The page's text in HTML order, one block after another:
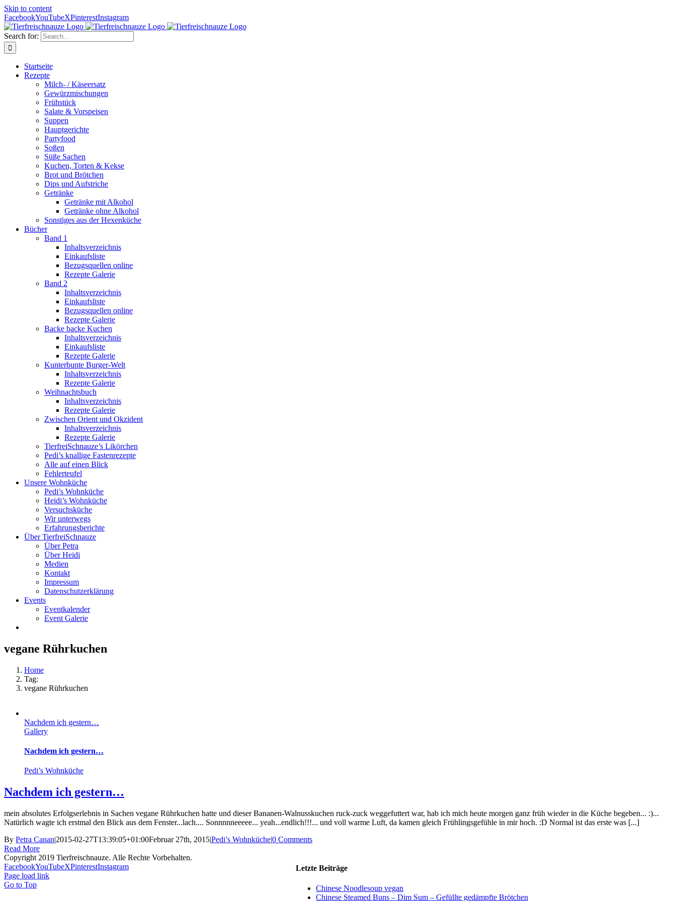
Skip to content
FacebookYouTubeXPinterestInstagram
Search for:
Startseite
Rezepte
Milch- / Käseersatz
Gewürzmischungen
Frühstück
Salate & Vorspeisen
Suppen
Hauptgerichte
Partyfood
Soßen
Süße Sachen
Kuchen, Torten & Kekse
Brot und Brötchen
Dips und Aufstriche
Getränke
Getränke mit Alkohol
Getränke ohne Alkohol
Sonstiges aus der Hexenküche
Bücher
Band 1
Inhaltsverzeichnis
Einkaufsliste
Bezugsquellen online
Rezepte Galerie
Band 2
Inhaltsverzeichnis
Einkaufsliste
Bezugsquellen online
Rezepte Galerie
Backe backe Kuchen
Inhaltsverzeichnis
Einkaufsliste
Rezepte Galerie
Kunterbunte Burger-Welt
Inhaltsverzeichnis
Rezepte Galerie
Weihnachtsbuch
Inhaltsverzeichnis
Rezepte Galerie
Zwischen Orient und Okzident
Inhaltsverzeichnis
Rezepte Galerie
TierfreiSchnauze’s Likörchen
Pedi’s knallige Fastenrezepte
Alle auf einen Blick
Fehlerteufel
Unsere Wohnküche
Pedi’s Wohnküche
Heidi’s Wohnküche
Versuchsküche
Wir unterwegs
Erfahrungsberichte
Über TierfreiSchnauze
Über Petra
Über Heidi
Medien
Kontakt
Impressum
Datenschutzerklärung
Events
Eventkalender
Event Galerie
vegane Rührkuchen
Home
Tag:
vegane Rührkuchen
Nachdem ich gestern…
Gallery
Nachdem ich gestern…
Pedi’s Wohnküche
Nachdem ich gestern…
mein absolutes Erfolgserlebnis in Sachen vegane Rührkuchen hatte und dieser Bananen-Walnusskuchen ruck-zuck weggefuttert war, hab ich mich heute morgen ganz früh wieder in die Küche begeben... :)...
Natürlich wagte ich erstmal den Blick aus dem Fenster...lach.... Sonnnnneeeee... yeah...endlich!!!... und voll warme Luft, da kamen gleich Frühlingsgefühle in mir hoch. :D Normal ist das erste was [...]
By Petra Canan|2015-02-27T13:39:05+01:00Februar 27th, 2015|Pedi’s Wohnküche|0 Comments
Read More
Letzte Beiträge
Chinese Noodlesoup vegan
Chinese Steamed Buns – Dim Sum – Gefüllte gedämpfte Brötchen
Copyright 2019 Tierfreischnauze. Alle Rechte Vorbehalten.
FacebookYouTubeXPinterestInstagram
Page load link
Go to Top